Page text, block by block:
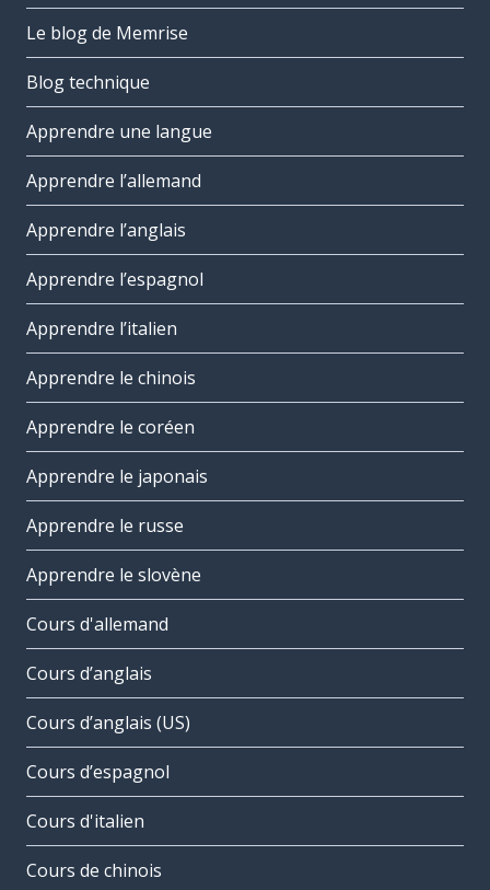
Le blog de Memrise
Blog technique
Apprendre une langue
Apprendre l’allemand
Apprendre l’anglais
Apprendre l’espagnol
Apprendre l’italien
Apprendre le chinois
Apprendre le coréen
Apprendre le japonais
Apprendre le russe
Apprendre le slovène
Cours d'allemand
Cours d’anglais
Cours d’anglais (US)
Cours d’espagnol
Cours d'italien
Cours de chinois